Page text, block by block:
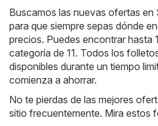
Buscamos las nuevas ofertas en
para que siempre sepas dónde
precios. Puedes encontrar hasta
categoría de 11. Todos los
disponibles durante un tiempo
comienza a ahorrar.
No te pierdas de las mejores
sitio frecuentemente. Mira estos